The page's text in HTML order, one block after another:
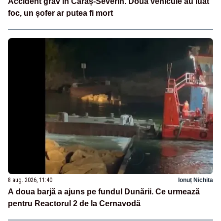
foc, un șofer ar putea fi mort
8 aug. 2026, 11:40 Ionuț Nichita
A doua barjă a ajuns pe fundul Dunării. Ce urmează
pentru Reactorul 2 de la Cernavodă